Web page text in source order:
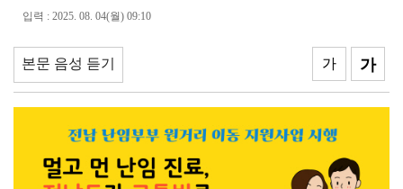
민주 당권 주자들, 텃밭 호남 민심잡기 '사활'
[사설]가뭄 피해 현실화…철저한 대책마련 중요
[사설]강진 병영면 ‘도시재생 성공모델’된 이유
입력 : 2025. 08. 04(월) 09:10
본문 음성 듣기 가
가